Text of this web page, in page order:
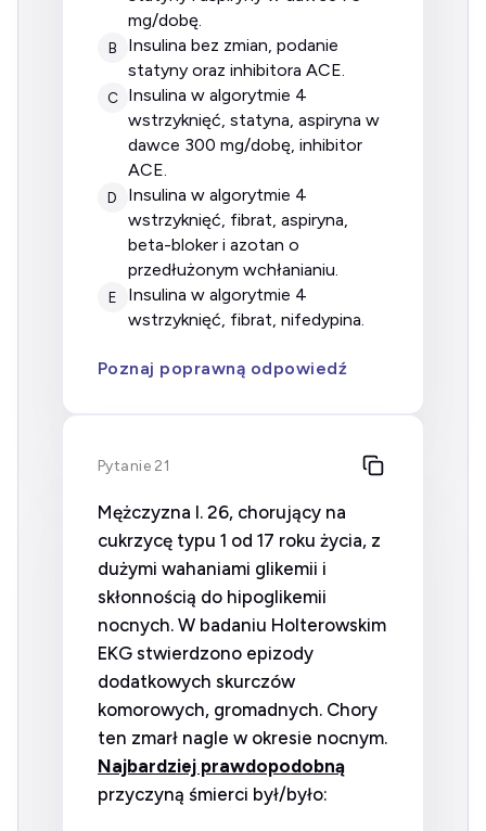
mg/dobę.
B
insulina bez zmian, podanie
statyny oraz inhibitora ACE.
C
insulina w algorytmie 4
wstrzyknięć, statyna, aspiryna w
dawce 300 mg/dobę, inhibitor
ACE.
D
insulina w algorytmie 4
wstrzyknięć, fibrat, aspiryna,
beta-bloker i azotan o
przedłużonym wchłanianiu.
E
insulina w algorytmie 4
wstrzyknięć, fibrat, nifedypina.
Poznaj poprawną odpowiedź
Pytanie 21
Mężczyzna l. 26, chorujący na
cukrzycę typu 1 od 17 roku życia, z
dużymi wahaniami glikemii i
skłonnością do hipoglikemii
nocnych. W badaniu Holterowskim
EKG stwierdzono epizody
dodatkowych skurczów
komorowych, gromadnych. Chory
ten zmarł nagle w okresie nocnym.
Najbardziej prawdopodobną
przyczyną śmierci był/było: